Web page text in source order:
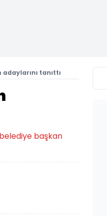
tanıttı
başkan